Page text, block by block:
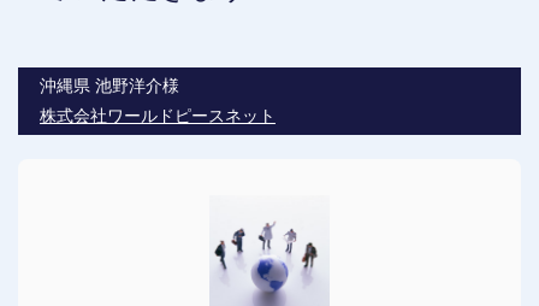
沖縄県 池野洋介様
株式会社ワールドピースネット